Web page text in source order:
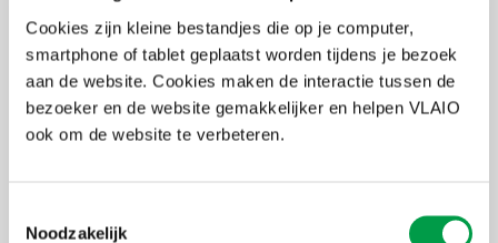
Cookies zijn kleine bestandjes die op je computer,
smartphone of tablet geplaatst worden tijdens je bezoek
aan de website. Cookies maken de interactie tussen de
bezoeker en de website gemakkelijker en helpen VLAIO
ook om de website te verbeteren.
Noodzakelijk25 aug 2026